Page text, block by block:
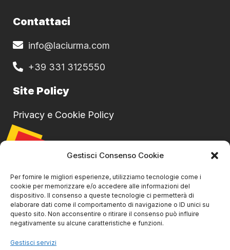
Gestisci Consenso Cookie
Per fornire le migliori esperienze, utilizziamo tecnologie come i
cookie per memorizzare e/o accedere alle informazioni del
dispositivo. Il consenso a queste tecnologie ci permetterà di
elaborare dati come il comportamento di navigazione o ID unici su
questo sito. Non acconsentire o ritirare il consenso può influire
negativamente su alcune caratteristiche e funzioni.
Gestisci servizi
Contattaci
info@laciurma.com
+39 331 3125550
Site Policy
Privacy e Cookie Policy
30